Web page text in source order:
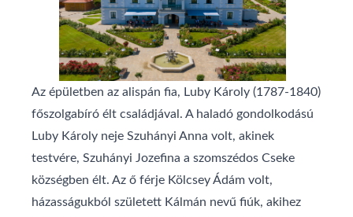
Az épületben az alispán fia, Luby Károly (1787-1840)
főszolgabíró élt családjával. A haladó gondolkodású
Luby Károly neje Szuhányi Anna volt, akinek
testvére, Szuhányi Jozefina a szomszédos Cseke
községben élt. Az ő férje Kölcsey Ádám volt,
házasságukból született Kálmán nevű fiúk, akihez